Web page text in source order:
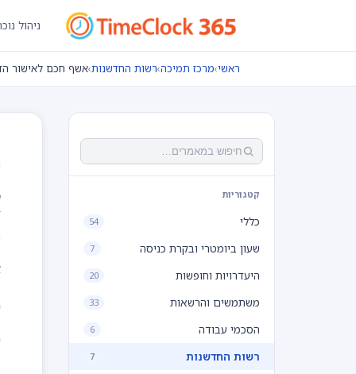
ניהול
ראשי›מרכז תמיכה›רשות החדשנות›אשף חכם לאישור
קטגוריות
כללי 54
שעון ביומטרי ובקרת כניסה 7
היעדרויות וחופשות 20
משתמשים והרשאות 33
הסכמי עבודה 6
רשות החדשנות 7